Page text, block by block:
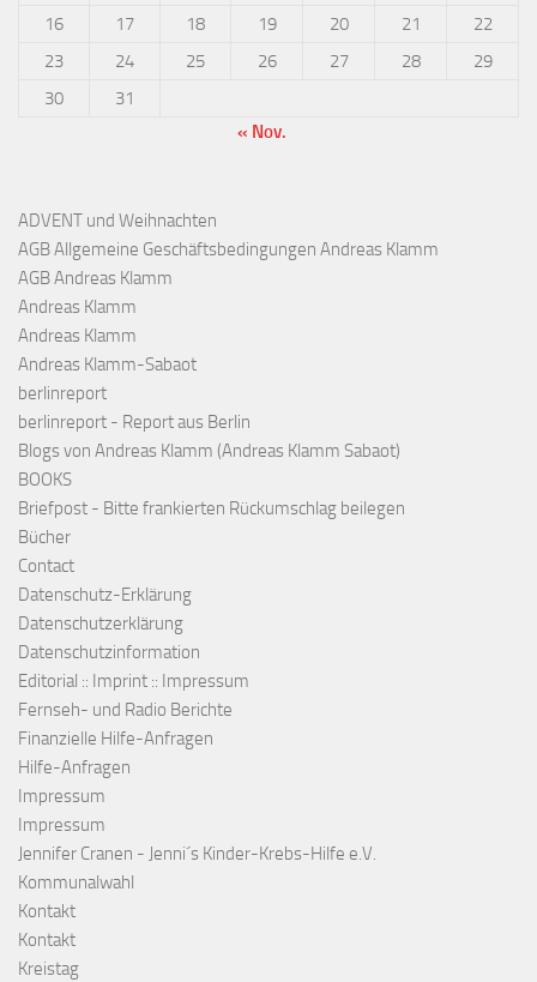
16
17 18 19 20 21
22
23
24 25 26 27 28
29
30
31
« Nov.
ADVENT und Weihnachten
AGB Allgemeine Geschäftsbedingungen Andreas Klamm
AGB Andreas Klamm
Andreas Klamm
Andreas Klamm
Andreas Klamm-Sabaot
berlinreport
berlinreport - Report aus Berlin
Blogs von Andreas Klamm (Andreas Klamm Sabaot)
BOOKS
Briefpost - Bitte frankierten Rückumschlag beilegen
Bücher
Contact
Datenschutz-Erklärung
Datenschutzerklärung
Datenschutzinformation
Editorial :: Imprint :: Impressum
Fernseh- und Radio Berichte
Finanzielle Hilfe-Anfragen
Hilfe-Anfragen
Impressum
Impressum
Jennifer Cranen - Jenni´s Kinder-Krebs-Hilfe e.V.
Kommunalwahl
Kontakt
Kontakt
Kreistag